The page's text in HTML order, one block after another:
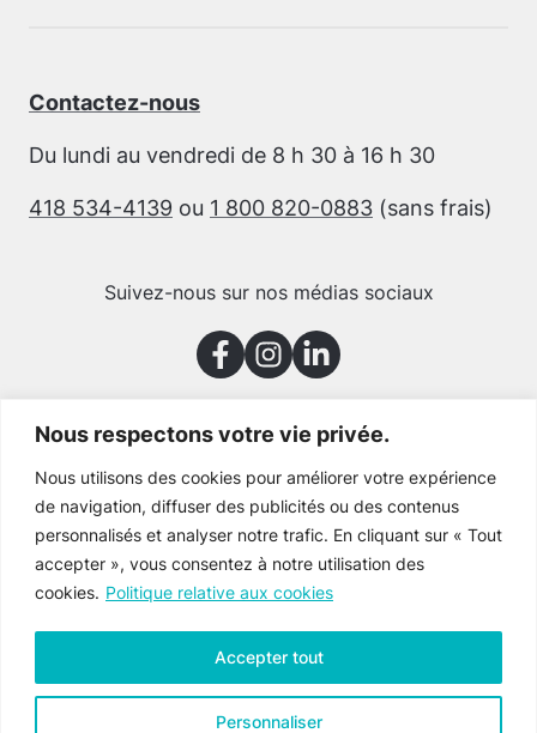
Nous respectons votre vie privée.
Nous utilisons des cookies pour améliorer votre expérience
de navigation, diffuser des publicités ou des contenus
personnalisés et analyser notre trafic. En cliquant sur « Tout
accepter », vous consentez à notre utilisation des
cookies. Politique relative aux cookies
Personnaliser
Accepter tout
Contactez-nous
Du lundi au vendredi de 8 h 30 à 16 h 30
418 534-4139 ou 1 800 820-0883 (sans frais)
Suivez-nous sur nos médias sociaux
Merci à nos partenaires